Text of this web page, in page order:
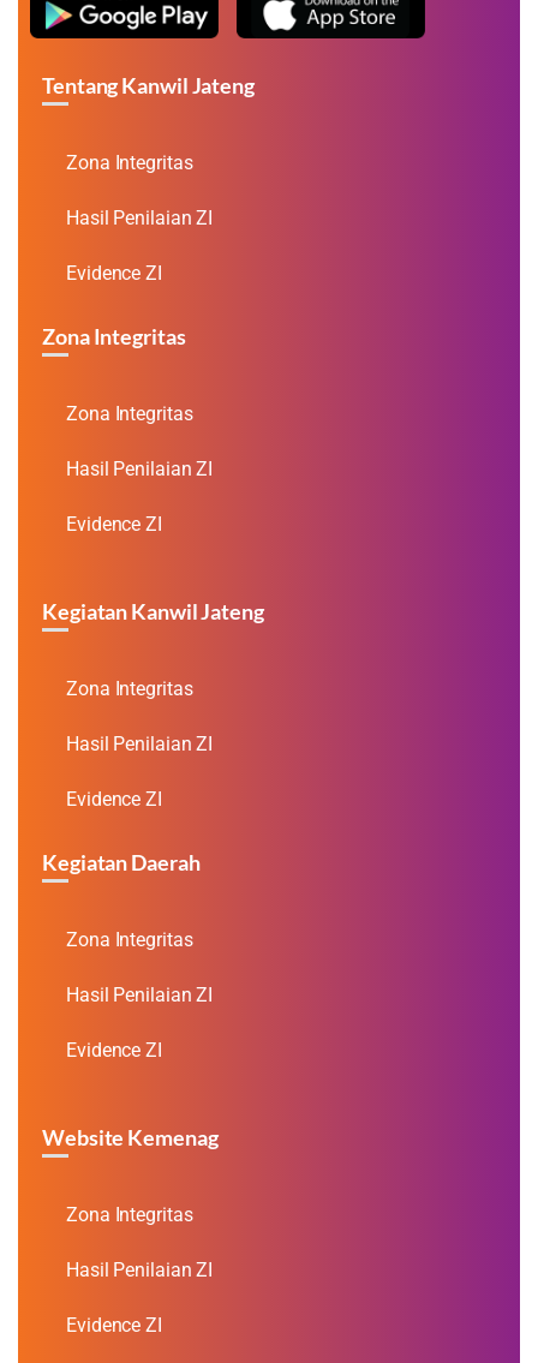
Tentang Kanwil Jateng
Zona Integritas
Hasil Penilaian ZI
Evidence ZI
Zona Integritas
Zona Integritas
Hasil Penilaian ZI
Evidence ZI
Kegiatan Kanwil Jateng
Zona Integritas
Hasil Penilaian ZI
Evidence ZI
Kegiatan Daerah
Zona Integritas
Hasil Penilaian ZI
Evidence ZI
Website Kemenag
Zona Integritas
Hasil Penilaian ZI
Evidence ZI